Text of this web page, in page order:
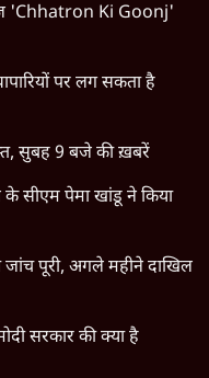
'Chhatron Ki Goonj'
पर लग सकता है
सुबह 9 बजे की ख़बरें
सीएम पेमा खांडू ने किया
जांच पूरी, अगले महीने दाखिल
सरकार की क्या है